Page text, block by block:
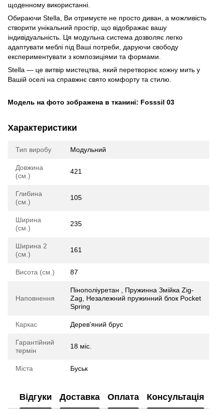
щоденному використанні.
Обираючи Stella, Ви отримуєте не просто диван, а можливість
створити унікальний простір, що відображає вашу
індивідуальність. Ця модульна система дозволяє легко
адаптувати меблі під Ваші потреби, даруючи свободу
експериментувати з композиціями та формами.
Stella — це витвір мистецтва, який перетворює кожну мить у
Вашій оселі на справжнє свято комфорту та стилю.
Модель на фото зображена в тканині: Fosssil 03
Характеристики
Тип виробу Модульний
Довжина
(см.)
421
Глибина
(см.)
105
Ширина
(см.)
235
Ширина 2
(см.)
161
Висота (см.) 87
Наповнення
Пінополіуретан , Пружинна Змійка Zig-
Zag, Незалежний пружинний блок Pocket
Spring
Каркас Дерев'яний брус
Гарантійний
термін
18 міс.
Міста Буськ
Відгуки Доставка Оплата Консультація